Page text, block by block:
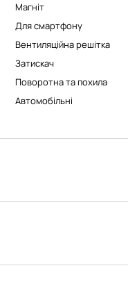
Магніт
Для смартфону
Вентиляційна решітка
Затискач
Поворотна та похила
Автомобільні